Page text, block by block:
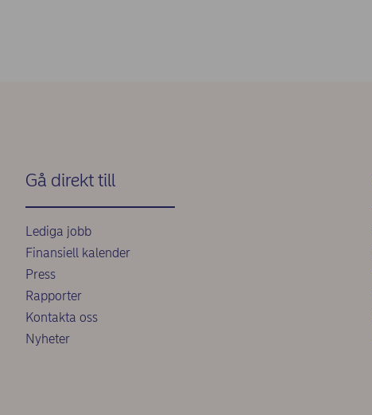
Gå direkt till
Lediga jobb
Finansiell kalender
Press
Rapporter
Kontakta oss
Nyheter